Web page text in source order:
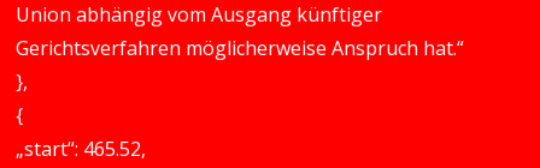
Union abhängig vom Ausgang künftiger
Gerichtsverfahren möglicherweise Anspruch hat.“
},
{
„start“: 465.52,